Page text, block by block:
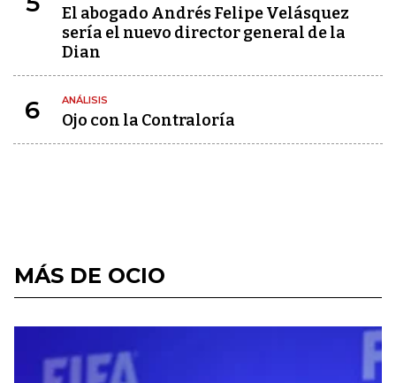
El abogado Andrés Felipe Velásquez
sería el nuevo director general de la
Dian
6 ANÁLISIS
Ojo con la Contraloría
MÁS DE OCIO